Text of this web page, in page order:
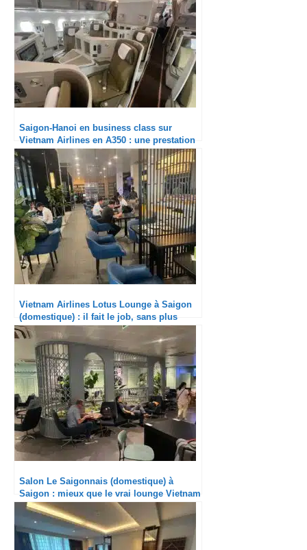
Saigon-Hanoi en business class sur
Vietnam Airlines en A350 : une prestation
très solide
Vietnam Airlines Lotus Lounge à Saigon
(domestique) : il fait le job, sans plus
Salon Le Saigonnais (domestique) à
Saigon : mieux que le vrai lounge Vietnam
Airlines ?